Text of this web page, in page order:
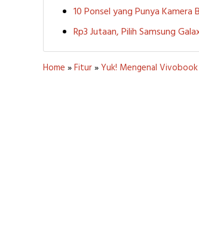
10 Ponsel yang Punya Kamera
Rp3 Jutaan, Pilih Samsung
Home »Fitur»Yuk! Mengenal